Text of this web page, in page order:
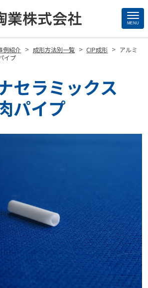
MENU
例紹介 > 成形方法別一覧 > CIP成形 > アルミ
イプ
セラミックス
パイプ